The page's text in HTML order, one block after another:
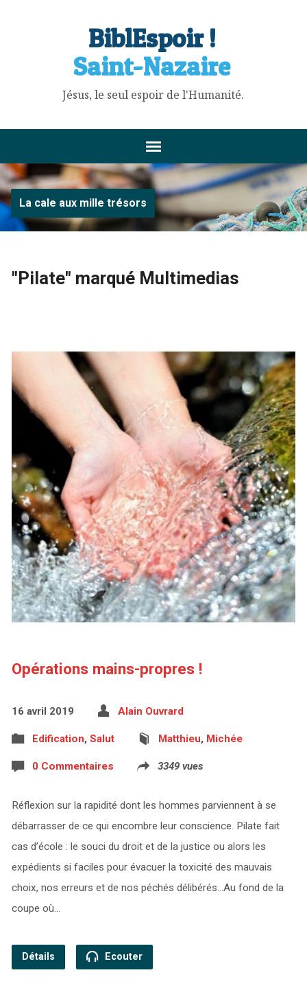
BiblEspoir !
Saint-Nazaire
Jésus, le seul espoir de l'Humanité.
La cale aux mille trésors
"Pilate" marqué Multimedias
Opérations mains-propres !
16 avril 2019 Alain Ouvrard
Edification, Salut Matthieu, Michée
0 Commentaires 3349 vues
Réflexion sur la rapidité dont les hommes parviennent à se
débarrasser de ce qui encombre leur conscience. Pilate fait
cas d’école : le souci du droit et de la justice ou alors les
expédients si faciles pour évacuer la toxicité des mauvais
choix, nos erreurs et de nos péchés délibérés…Au fond de la
coupe où…
Détails Ecouter